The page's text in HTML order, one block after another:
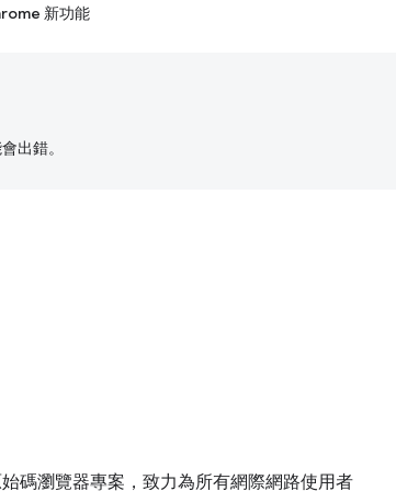
新功能
出錯。
碼瀏覽器專案，致力為所有網際網路使用者